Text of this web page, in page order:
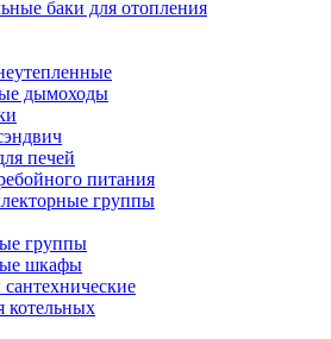
баки для отопления
дымоходы
печей
питания
группы
группы
шкафы
котельных